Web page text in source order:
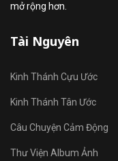
mở rộng hơn.
Tài Nguyên
Kinh Thánh Cựu Ước
Kinh Thánh Tân Ước
Câu Chuyện Cảm Động
Thư Viện Album Ảnh